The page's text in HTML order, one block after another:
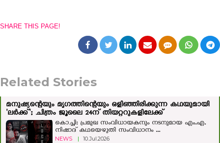
SHARE THIS PAGE!
Related Stories
മനുഷ്യന്റെയും മൃഗത്തിന്റെയും ഒളിഞ്ഞിരിക്കുന്ന കഥയുമായി
'ലർക്ക്'; ചിത്രം ജൂലൈ 24ന് തിയറ്ററുകളിലേക്ക്
കൊച്ചി: പ്രമുഖ സംവിധായകനും നടനുമായ എം.എ.
നിഷാദ് കഥയെഴുതി സംവിധാനം ...
NEWS | 10.Jul.2026